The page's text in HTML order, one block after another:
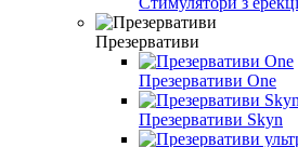
Презервативи
Презервативи One
Презервативи Skyn